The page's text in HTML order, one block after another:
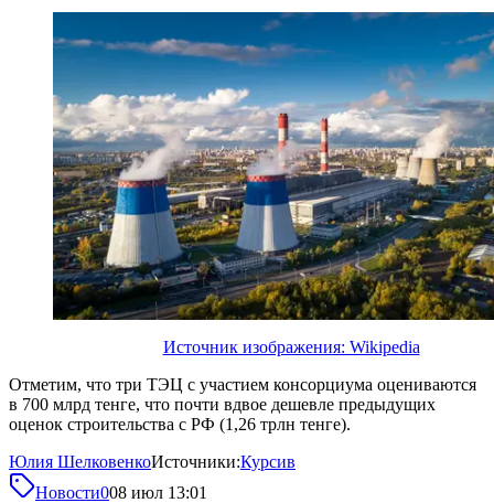
Источник изображения: Wikipedia
Отметим, что три ТЭЦ с участием консорциума оцениваются
в 700 млрд тенге, что почти вдвое дешевле предыдущих
оценок строительства с РФ (1,26 трлн тенге).
Юлия ШелковенкоИсточники:Курсив
Новости008 июл 13:01